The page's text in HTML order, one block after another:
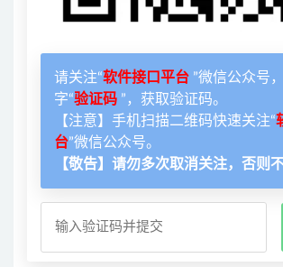
请关注“软件接口平台 ”微信公众号
字“验证码 ”，获取验证码。
【注意】手机扫描二维码快速关注“
台”微信公众号。
【敬告】请勿多次取消关注，否则